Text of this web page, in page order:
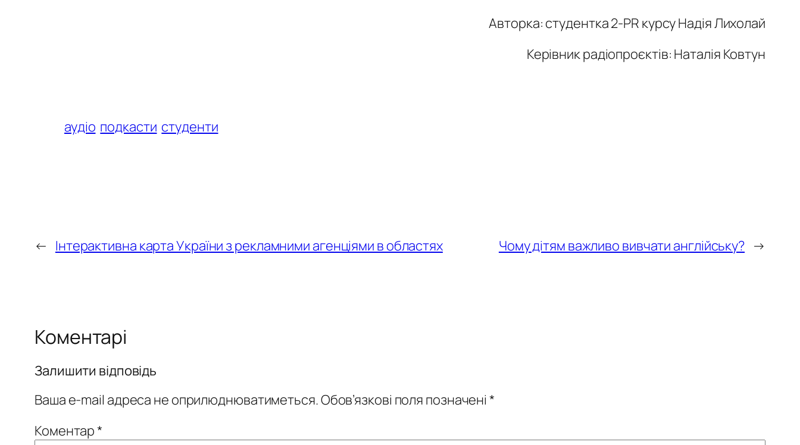
Авторка: студентка 2-PR курсу Надія Лихолай
Керівник радіопроєктів: Наталія Ковтун
аудіо подкасти студенти
← Інтерактивна карта України з рекламними агенціями в областях Чому дітям важливо вивчати англійську? →
Коментарі
Залишити відповідь
Ваша e-mail адреса не оприлюднюватиметься.Обов’язкові поля позначені*
Коментар*